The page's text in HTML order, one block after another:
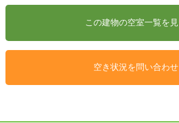
空き状況を問い合わせ